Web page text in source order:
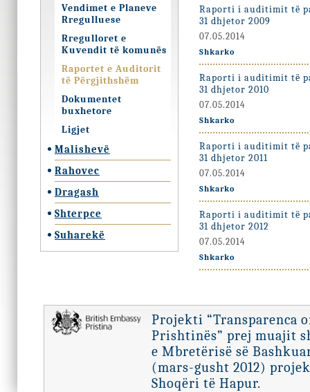
Vendimet e Planeve
Rregulluese
Rregulloret e
Kuvendit të komunës
Raportet e Auditorit
të Përgjithshëm
Dokumentet
buxhetore
Ligjet
Malishevë
Rahovec
Dragash
Shterpce
Suharekë
Raporti i auditimit të
31 dhjetor 2009
07.05.2014
Shkarko
Raporti i auditimit të
31 dhjetor 2010
07.05.2014
Shkarko
Raporti i auditimit të
31 dhjetor 2011
07.05.2014
Shkarko
Raporti i auditimit të
31 dhjetor 2012
07.05.2014
Shkarko
Projekti “Transparenca
Prishtinës” prej muajit
e Mbretërisë së
(mars-gusht 2012)
Shoqëri të Hapur.